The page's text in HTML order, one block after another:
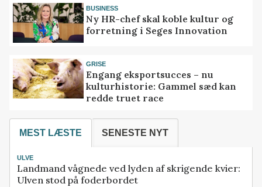
BUSINESS
Ny HR-chef skal koble kultur og
forretning i Seges Innovation
GRISE
Engang eksportsucces – nu
kulturhistorie: Gammel sæd kan
redde truet race
MEST LÆSTE SENESTE NYT
ULVE
Landmand vågnede ved lyden af skrigende kvier:
Ulven stod på foderbordet